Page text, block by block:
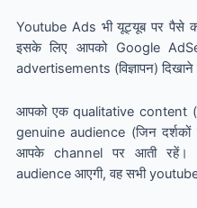
Youtube Ads भी यूट्यूब पर पैसे
इसके लिए आपको Google
advertisements (विज्ञापन) दिखाने
आपको एक qualitative content
genuine audience (जिन
आपके channel पर आती रहें।
audience आएगी, वह सभी